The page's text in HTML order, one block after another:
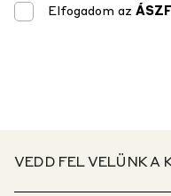
Elfogadom az
VEDD FEL VELÜNK A